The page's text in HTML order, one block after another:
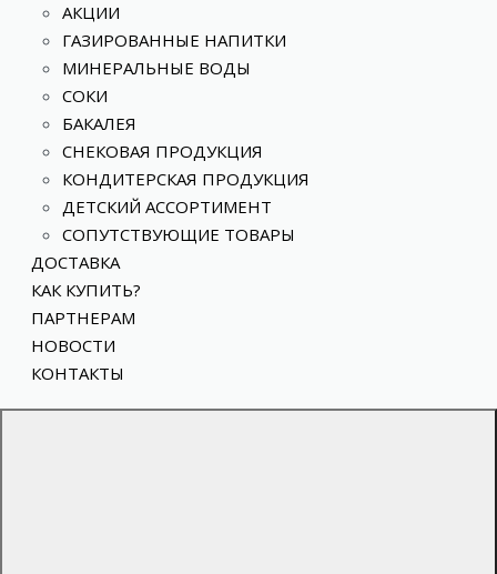
АКЦИИ
ГАЗИРОВАННЫЕ НАПИТКИ
МИНЕРАЛЬНЫЕ ВОДЫ
СОКИ
БАКАЛЕЯ
СНЕКОВАЯ ПРОДУКЦИЯ
КОНДИТЕРСКАЯ ПРОДУКЦИЯ
ДЕТСКИЙ АССОРТИМЕНТ
СОПУТСТВУЮЩИЕ ТОВАРЫ
ДОСТАВКА
КАК КУПИТЬ?
ПАРТНЕРАМ
НОВОСТИ
КОНТАКТЫ